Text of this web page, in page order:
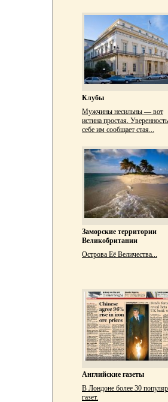
Клубы
Мужчины несильны — вот
истина простая.
себе им сообщает стая...
Заморские территории
Великобритании
Острова Её Величества...
Английские газеты
В Лондоне более 30
газет.